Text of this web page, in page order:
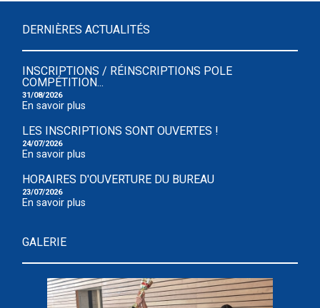
DERNIÈRES ACTUALITÉS
INSCRIPTIONS / RÉINSCRIPTIONS POLE
COMPÉTITION...
31/08/2026
En savoir plus
LES INSCRIPTIONS SONT OUVERTES !
24/07/2026
En savoir plus
HORAIRES D'OUVERTURE DU BUREAU
23/07/2026
En savoir plus
GALERIE